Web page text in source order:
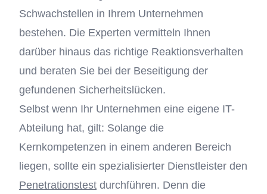
Schwachstellen in Ihrem Unternehmen
bestehen. Die Experten vermitteln Ihnen
darüber hinaus das richtige Reaktionsverhalten
und beraten Sie bei der Beseitigung der
gefundenen Sicherheitslücken.
Selbst wenn Ihr Unternehmen eine eigene IT-
Abteilung hat, gilt: Solange die
Kernkompetenzen in einem anderen Bereich
liegen, sollte ein spezialisierter Dienstleister den
Penetrationstest durchführen. Denn die